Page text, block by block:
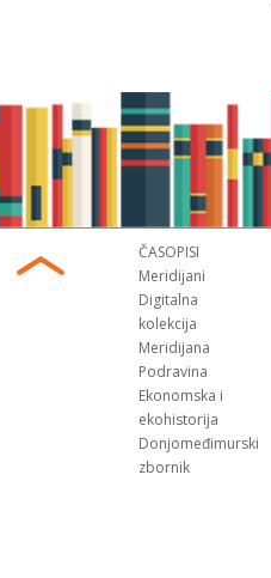
ČASOPISI
Meridijani
Digitalna
kolekcija
Meridijana
Podravina
Ekonomska i
ekohistorija
Donjomeđimurski
zbornik